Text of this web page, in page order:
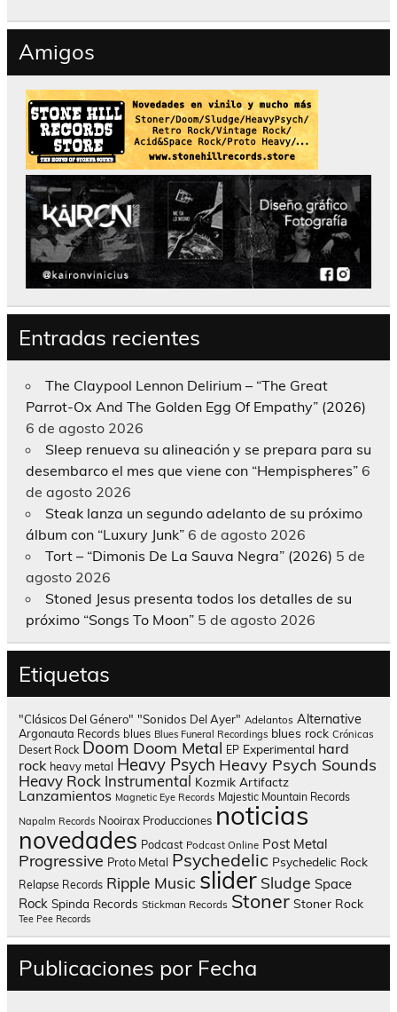
Amigos
Entradas recientes
The Claypool Lennon Delirium – “The Great
Parrot-Ox And The Golden Egg Of Empathy” (2026)
6 de agosto 2026
Sleep renueva su alineación y se prepara para su
desembarco el mes que viene con “Hempispheres” 6
de agosto 2026
Steak lanza un segundo adelanto de su próximo
álbum con “Luxury Junk” 6 de agosto 2026
Tort – “Dimonis De La Sauva Negra” (2026) 5 de
agosto 2026
Stoned Jesus presenta todos los detalles de su
próximo “Songs To Moon” 5 de agosto 2026
Etiquetas
"Clásicos Del Género" "Sonidos Del Ayer" Adelantos Alternative
Argonauta Records blues Blues Funeral Recordings blues rock Crónicas
Desert Rock Doom Doom Metal EP Experimental hard
rock heavy metal Heavy Psych Heavy Psych Sounds
Heavy Rock Instrumental Kozmik Artifactz
Lanzamientos Magnetic Eye Records Majestic Mountain Records
Napalm Records Nooirax Producciones noticias
novedades Podcast Podcast Online Post Metal
Progressive Proto Metal Psychedelic Psychedelic Rock
Relapse Records Ripple Music slider Sludge Space
Rock Spinda Records Stickman Records Stoner Stoner Rock
Tee Pee Records
Publicaciones por Fecha